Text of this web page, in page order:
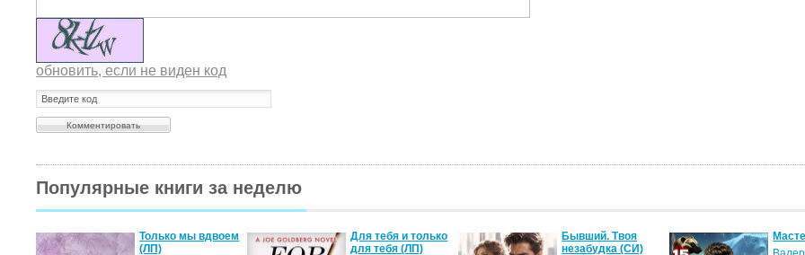
обновить, если не виден код
Популярные книги за неделю
Только мы вдвоем
(ЛП)
Для тебя и только
для тебя (ЛП)
Бывший. Твоя
незабудка (СИ)